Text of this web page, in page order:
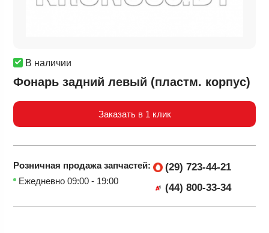
В наличии
Фонарь задний левый (пластм. корпус)
Заказать в 1 клик
Розничная продажазапчастей:
Ежедневно 09:00 - 19:00
(29) 723-44-21
(44) 800-33-34